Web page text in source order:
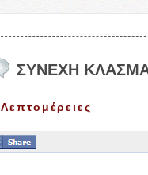
ΣΥΝΕΧΗ
Λεπτομέρειες